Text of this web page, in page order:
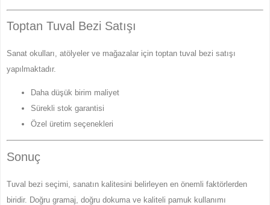
Toptan Tuval Bezi Satışı
Sanat okulları, atölyeler ve mağazalar için toptan tuval bezi satışı
yapılmaktadır.
Daha düşük birim maliyet
Sürekli stok garantisi
Özel üretim seçenekleri
Sonuç
Tuval bezi seçimi, sanatın kalitesini belirleyen en önemli faktörlerden
biridir. Doğru gramaj, doğru dokuma ve kaliteli pamuk kullanımı